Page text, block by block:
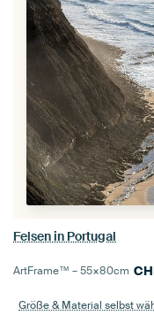
Felsen in Portugal
ArtFrame™ –55×80cm
Größe & Material selbst